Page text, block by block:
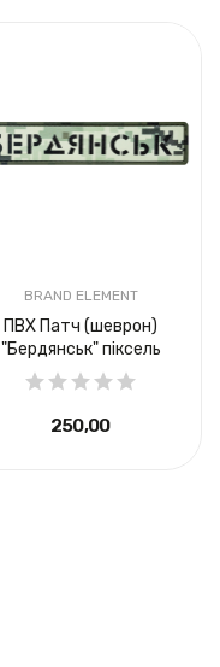
BRAND ELEMENT
ПВХ Патч (шеврон)
"Бердянськ" піксель
250,00 ₴